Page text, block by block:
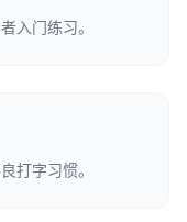
入门练习。
打字习惯。